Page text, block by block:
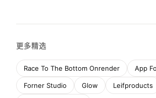
更多精选
Race To The Bottom Onrender App
Forner Studio Glow Leifproducts